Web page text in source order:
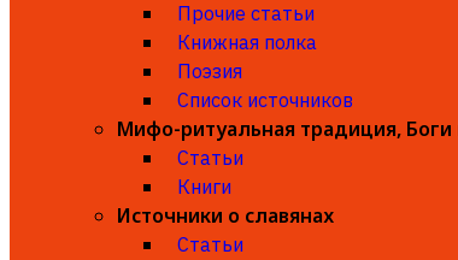
Прочие статьи
Книжная полка
Поэзия
Список источников
Мифо-ритуальная традиция, Боги
Статьи
Книги
Источники о славянах
Статьи